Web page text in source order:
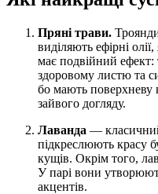
Пряні трави.
виділяють ефірні
має подвійний ефект:
здоровому листю та
бо мають поверхневу
зайвого догляду.
Лаванда — класичний
підкреслюють красу
кущів. Окрім того,
У парі вони
акцентів.